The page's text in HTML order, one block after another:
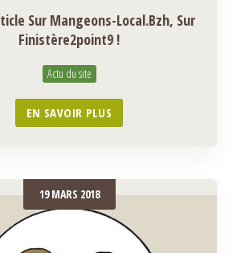
Sur Mangeons-Local.bzh, Sur
Finistère2point9 !
Actu du site
EN SAVOIR PLUS
19 MARS 2018